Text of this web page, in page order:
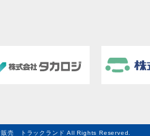
販売 トラックランド All Rights Reserved.